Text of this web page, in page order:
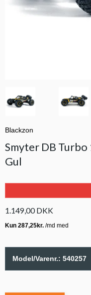
Blackzon
Smyter DB Turbo
Gul
1.149,00 DKK
Model/Varenr.: 540257